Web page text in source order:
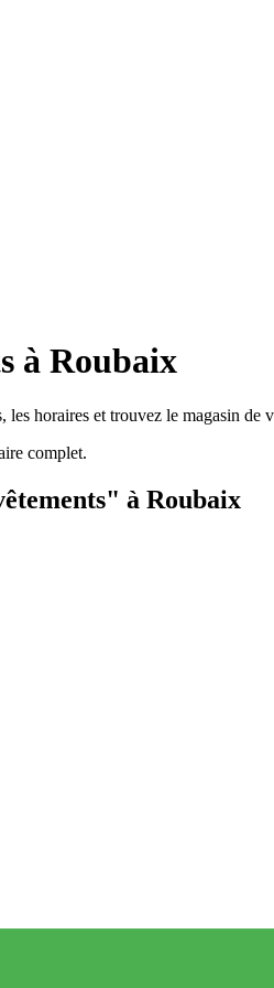
à Roubaix
horaires et trouvez le magasin de
complet.
à Roubaix